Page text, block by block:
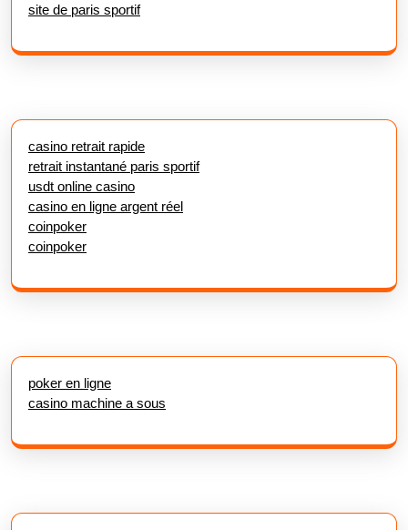
site de paris sportif
casino retrait rapide
retrait instantané paris sportif
usdt online casino
casino en ligne argent réel
coinpoker
coinpoker
poker en ligne
casino machine a sous